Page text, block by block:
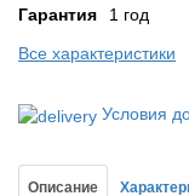
Гарантия
1 год
Все характеристики
Условия
Описание